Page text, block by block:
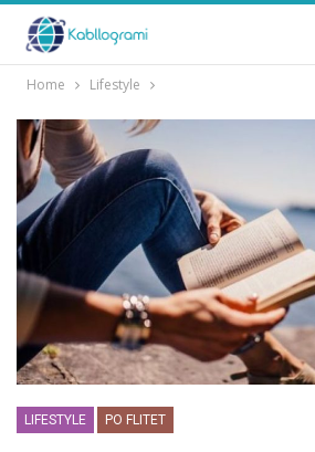
Home Lifestyle
LIFESTYLE PO FLITET